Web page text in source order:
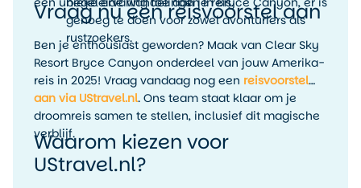
genoeg te doen voor zowel avonturiers als
rustzoekers.
Vraag nu een reisvoorstel aan
Ben je enthousiast geworden? Maak van Clear Sky
Resort Bryce Canyon onderdeel van jouw Amerika-
reis in 2025! Vraag vandaag nog een reisvoorstel
aan via UStravel.nl. Ons team staat klaar om je
droomreis samen te stellen, inclusief dit magische
verblijf.
Waarom kiezen voor
UStravel.nl?